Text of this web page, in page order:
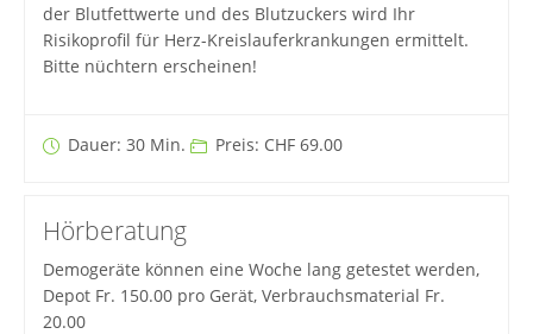
der Blutfettwerte und des Blutzuckers wird Ihr
Risikoprofil für Herz-Kreislauferkrankungen ermittelt.
Bitte nüchtern erscheinen!
Dauer: 30 Min. Preis: CHF 69.00
Hörberatung
Demogeräte können eine Woche lang getestet werden,
Depot Fr. 150.00 pro Gerät, Verbrauchsmaterial Fr.
20.00